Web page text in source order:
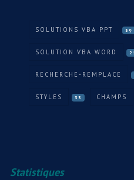
SOLUTIONS VBA PPT 39
SOLUTION VBA WORD
RECHERCHE-REMPLACE
STYLES 33 CHAMPS
Statistiques